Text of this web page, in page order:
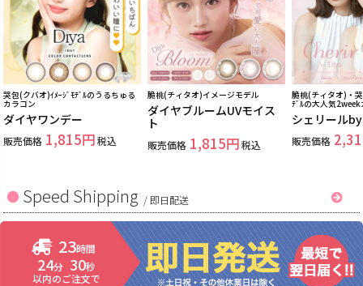
哭包(クバオ)ｲﾒｰｼﾞﾓﾃﾞﾙのうるちゅる
カラコン
ダイヤワンデー
販売価格 1,815 税込
脆桃(チィタオ)イメージモデル
ダイヤブルームUVモイス
ト
販売価格 1,815 税込
脆桃(チィタオ)・
ﾃﾞﾙの大人気2week
シェリール
販売価格
Speed Shipping / 即日配送
23時間
24分 29秒
以内のご注文で